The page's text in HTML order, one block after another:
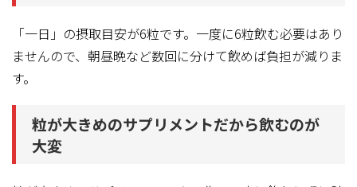
「一日」の摂取目安が6粒です。一度に6粒飲む必要はあり
ませんので、朝昼晩など数回に分けて飲めば負担が減りま
す。
粒が大きめのサプリメントだから飲むのが
大変